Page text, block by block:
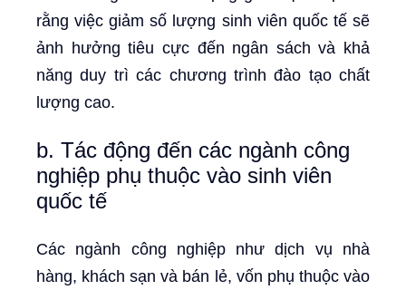
rằng việc giảm số lượng sinh viên quốc tế sẽ
ảnh hưởng tiêu cực đến ngân sách và khả
năng duy trì các chương trình đào tạo chất
lượng cao.
b. Tác động đến các ngành công
nghiệp phụ thuộc vào sinh viên
quốc tế
Các ngành công nghiệp như dịch vụ nhà
hàng, khách sạn và bán lẻ, vốn phụ thuộc vào